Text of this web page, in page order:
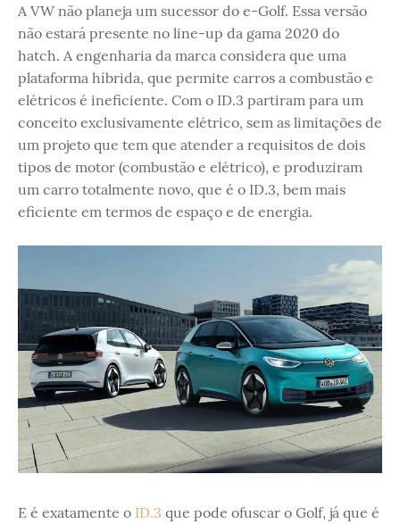
A VW não planeja um sucessor do e-Golf. Essa versão
não estará presente no line-up da gama 2020 do
hatch. A engenharia da marca considera que uma
plataforma híbrida, que permite carros a combustão e
elétricos é ineficiente. Com o ID.3 partiram para um
conceito exclusivamente elétrico, sem as limitações de
um projeto que tem que atender a requisitos de dois
tipos de motor (combustão e elétrico), e produziram
um carro totalmente novo, que é o ID.3, bem mais
eficiente em termos de espaço e de energia.
E é exatamente o ID.3 que pode ofuscar o Golf, já que é